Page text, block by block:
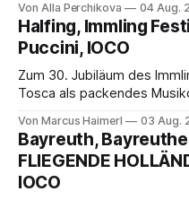
Genau so war der Abend
Johannes Brahms’ Erstes
Daniil
Von Alla Perchikova 04 Aug.
Halfing, Immling
Puccini, IOCO
Zum 30. Jubiläum des
Tosca als packendes
spannend und werkgetreu,
eindrucksvollen
musikalischen Leitung.
Von Marcus Haimerl 03 Aug.
Bayreuth,
FLIEGENDE
IOCO